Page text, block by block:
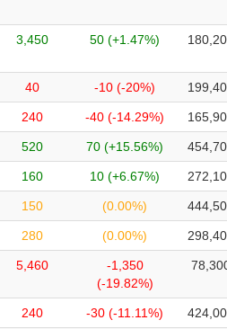
3,450 50 (+1.47%)
40 -10 (-20%)
240 -40 (-14.29%)
520 70 (+15.56%)
160 10 (+6.67%)
150 (0.00%)
280 (0.00%)
5,460
-1,350
(-19.82%)
240 -30 (-11.11%)